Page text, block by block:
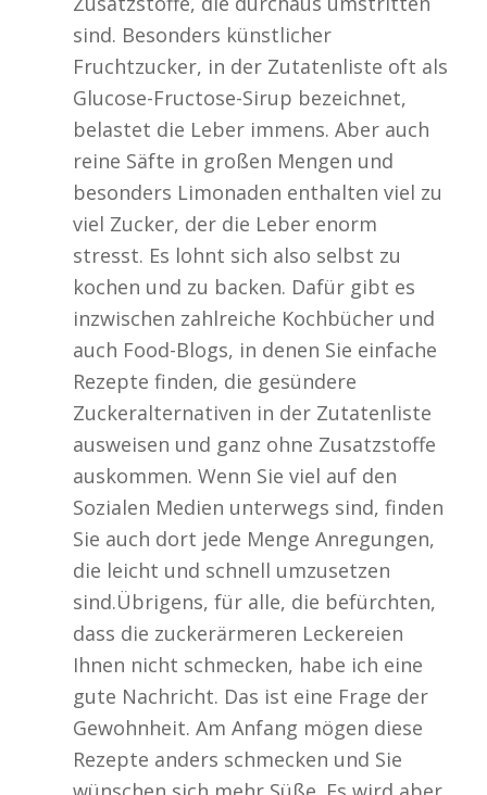
sind. Besonders künstlicher
Fruchtzucker, in der Zutatenliste oft als
Glucose-Fructose-Sirup bezeichnet,
belastet die Leber immens. Aber auch
reine Säfte in großen Mengen und
besonders Limonaden enthalten viel zu
viel Zucker, der die Leber enorm
stresst. Es lohnt sich also selbst zu
kochen und zu backen. Dafür gibt es
inzwischen zahlreiche Kochbücher und
auch Food-Blogs, in denen Sie einfache
Rezepte finden, die gesündere
Zuckeralternativen in der Zutatenliste
ausweisen und ganz ohne Zusatzstoffe
auskommen. Wenn Sie viel auf den
Sozialen Medien unterwegs sind, finden
Sie auch dort jede Menge Anregungen,
die leicht und schnell umzusetzen
sind.Übrigens, für alle, die befürchten,
dass die zuckerärmeren Leckereien
Ihnen nicht schmecken, habe ich eine
gute Nachricht. Das ist eine Frage der
Gewohnheit. Am Anfang mögen diese
Rezepte anders schmecken und Sie